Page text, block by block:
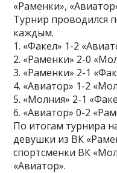
«Раменки»,
Турнир проводился
каждым.
1. «Факел» 1-2
2. «Раменки» 2-0
3. «Раменки» 2-1
4. «Авиатор» 1-2
5. «Молния» 2-1
6. «Авиатор» 0-2
По итогам турнира
девушки из ВК
спортсменки ВК
«Авиатор».